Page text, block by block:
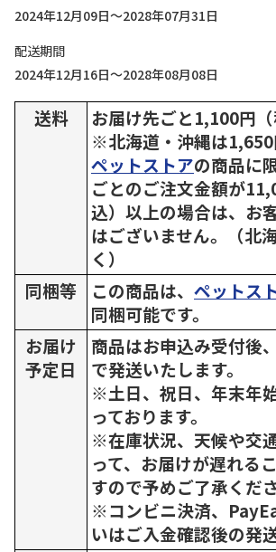
2024年12月09日～2028年07月31日
配送期間
2024年12月16日～2028年08月08日
送料
お届け先ごと1,100円（
※北海道・沖縄は1,650
ペットストアの商品に
ごとのご注文金額が
込）以上の場合は、お
はございません。（北
く）
同梱等
この商品は、 ペットス
同梱可能です。
お届け
予定日
商品はお申込み受付後
で発送いたします。
※土日、祝日、年末年
っております。
※在庫状況、天候や交
って、お届けが遅れる
すので予めご了承くださ
※コンビニ決済、
いはご入金確認後の発